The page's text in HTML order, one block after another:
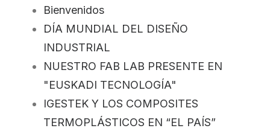
Bienvenidos
DÍA MUNDIAL DEL DISEÑO
INDUSTRIAL
NUESTRO FAB LAB PRESENTE EN
"EUSKADI TECNOLOGÍA"
IGESTEK Y LOS COMPOSITES
TERMOPLÁSTICOS EN “EL PAÍS”